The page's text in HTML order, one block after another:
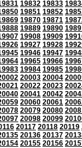
19832 19833
19851 19852
19870 19871
19889 19890
19908 19909
19927 19928
19946 19947
19965 19966
19984 19985
20003 20004
20022 20023
20041 20042
20060 20061
20079 20080
20098 20099
20117 20118 20119
20136 20137
20155 20156